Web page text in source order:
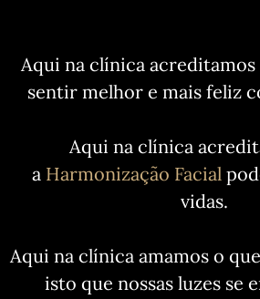
Aqui na clínica acreditamos
sentir melhor e mais feliz
Aqui na clínica
a Harmonização Facial
vidas.
Aqui na clínica amamos o
isto que nossas luzes se